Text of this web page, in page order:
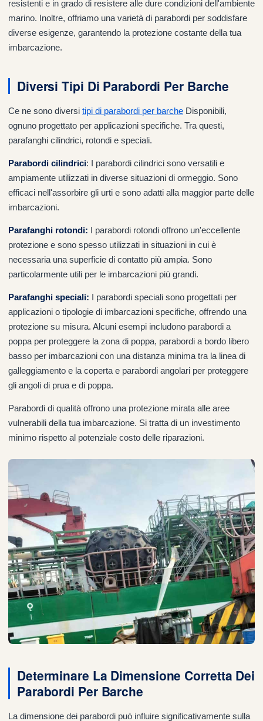
resistenti e in grado di resistere alle dure condizioni dell'ambiente
marino. Inoltre, offriamo una varietà di parabordi per soddisfare
diverse esigenze, garantendo la protezione costante della tua
imbarcazione.
Diversi Tipi Di Parabordi Per Barche
Ce ne sono diversi tipi di parabordi per barche Disponibili,
ognuno progettato per applicazioni specifiche. Tra questi,
parafanghi cilindrici, rotondi e speciali.
Parabordi cilindrici: I parabordi cilindrici sono versatili e
ampiamente utilizzati in diverse situazioni di ormeggio. Sono
efficaci nell'assorbire gli urti e sono adatti alla maggior parte delle
imbarcazioni.
Parafanghi rotondi: I parabordi rotondi offrono un'eccellente
protezione e sono spesso utilizzati in situazioni in cui è
necessaria una superficie di contatto più ampia. Sono
particolarmente utili per le imbarcazioni più grandi.
Parafanghi speciali: I parabordi speciali sono progettati per
applicazioni o tipologie di imbarcazioni specifiche, offrendo una
protezione su misura. Alcuni esempi includono parabordi a
poppa per proteggere la zona di poppa, parabordi a bordo libero
basso per imbarcazioni con una distanza minima tra la linea di
galleggiamento e la coperta e parabordi angolari per proteggere
gli angoli di prua e di poppa.
Parabordi di qualità offrono una protezione mirata alle aree
vulnerabili della tua imbarcazione. Si tratta di un investimento
minimo rispetto al potenziale costo delle riparazioni.
Determinare La Dimensione Corretta Dei
Parabordi Per Barche
La dimensione dei parabordi può influire significativamente sulla